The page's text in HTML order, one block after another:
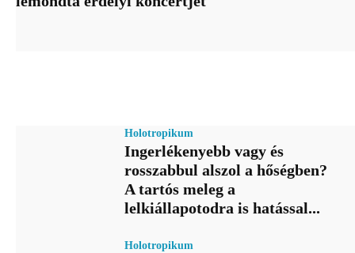
Holotropikum
Ingerlékenyebb vagy és
rosszabbul alszol a hőségben?
A tartós meleg a
lelkiállapotodra is hatással...
Holotropikum